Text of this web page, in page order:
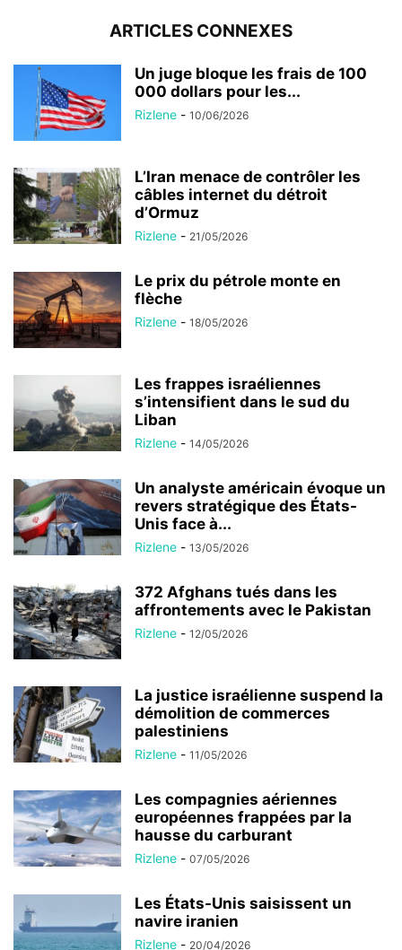
ARTICLES CONNEXES
Un juge bloque les frais de 100
000 dollars pour les...
Rizlene - 10/06/2026
L’Iran menace de contrôler les
câbles internet du détroit
d’Ormuz
Rizlene - 21/05/2026
Le prix du pétrole monte en
flèche
Rizlene - 18/05/2026
Les frappes israéliennes
s’intensifient dans le sud du
Liban
Rizlene - 14/05/2026
Un analyste américain évoque un
revers stratégique des États-
Unis face à...
Rizlene - 13/05/2026
372 Afghans tués dans les
affrontements avec le Pakistan
Rizlene - 12/05/2026
La justice israélienne suspend la
démolition de commerces
palestiniens
Rizlene - 11/05/2026
Les compagnies aériennes
européennes frappées par la
hausse du carburant
Rizlene - 07/05/2026
Les États-Unis saisissent un
navire iranien
Rizlene - 20/04/2026